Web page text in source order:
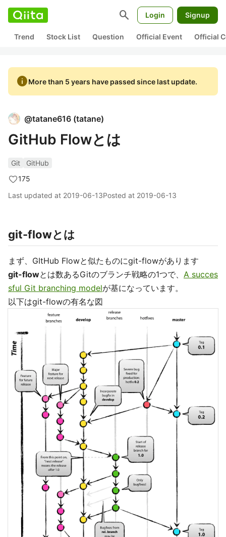
search Login Signup
Trend Stock List Question Official Event Official
infoMore than 5 years have passed since last update.
@tatane616 (tatane)
GitHub Flowとは
Git
GitHub
175
Last updated at 2019-06-13Posted at 2019-06-13
git-flowとは
まず、GItHub Flowと似たものにgit-flowがあります
git-flowとは数あるGitのブランチ戦略の1つで、 A succes
sful Git branching modelが基になっています。
以下はgit-flowの有名な図